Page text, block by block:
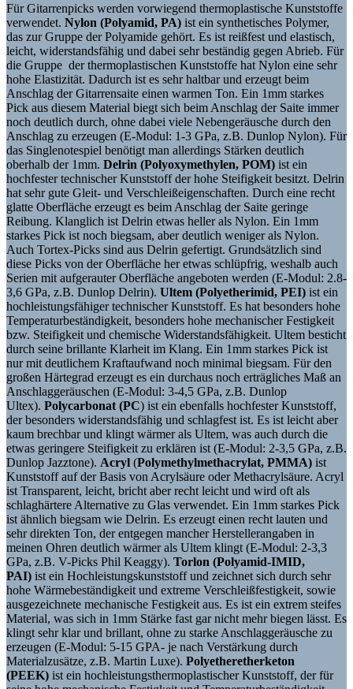
Für Gitarrenpicks werden vorwiegend thermoplastische Kunststoffe
verwendet. Nylon (Polyamid, PA) ist ein synthetisches Polymer,
das zur Gruppe der Polyamide gehört. Es ist reißfest und elastisch,
leicht, widerstandsfähig und dabei sehr beständig gegen Abrieb. Für
die Gruppe der thermoplastischen Kunststoffe hat Nylon eine sehr
hohe Elastizität. Dadurch ist es sehr haltbar und erzeugt beim
Anschlag der Gitarrensaite einen warmen Ton. Ein 1mm starkes
Pick aus diesem Material biegt sich beim Anschlag der Saite immer
noch deutlich durch, ohne dabei viele Nebengeräusche durch den
Anschlag zu erzeugen (E-Modul: 1-3 GPa, z.B. Dunlop Nylon). Für
das Singlenotespiel benötigt man allerdings Stärken deutlich
oberhalb der 1mm. Delrin (Polyoxymethylen, POM) ist ein
hochfester technischer Kunststoff der hohe Steifigkeit besitzt. Delrin
hat sehr gute Gleit- und Verschleißeigenschaften. Durch eine recht
glatte Oberfläche erzeugt es beim Anschlag der Saite geringe
Reibung. Klanglich ist Delrin etwas heller als Nylon. Ein 1mm
starkes Pick ist noch biegsam, aber deutlich weniger als Nylon.
Auch Tortex-Picks sind aus Delrin gefertigt. Grundsätzlich sind
diese Picks von der Oberfläche her etwas schlüpfrig, weshalb auch
Serien mit aufgerauter Oberfläche angeboten werden (E-Modul: 2.8-
3,6 GPa, z.B. Dunlop Delrin). Ultem (Polyetherimid, PEI) ist ein
hochleistungsfähiger technischer Kunststoff. Es hat besonders hohe
Temperaturbeständigkeit, besonders hohe mechanischer Festigkeit
bzw. Steifigkeit und chemische Widerstandsfähigkeit. Ultem besticht
durch seine brillante Klarheit im Klang. Ein 1mm starkes Pick ist
nur mit deutlichem Kraftaufwand noch minimal biegsam. Für den
großen Härtegrad erzeugt es ein durchaus noch erträgliches Maß an
Anschlaggeräuschen (E-Modul: 3-4,5 GPa, z.B. Dunlop
Ultex). Polycarbonat (PC) ist ein ebenfalls hochfester Kunststoff,
der besonders widerstandsfähig und schlagfest ist. Es ist leicht aber
kaum brechbar und klingt wärmer als Ultem, was auch durch die
etwas geringere Steifigkeit zu erklären ist (E-Modul: 2-3,5 GPa, z.B.
Dunlop Jazztone). Acryl (Polymethylmethacrylat, PMMA) ist
Kunststoff auf der Basis von Acrylsäure oder Methacrylsäure. Acryl
ist Transparent, leicht, bricht aber recht leicht und wird oft als
schlaghärtere Alternative zu Glas verwendet. Ein 1mm starkes Pick
ist ähnlich biegsam wie Delrin. Es erzeugt einen recht lauten und
sehr direkten Ton, der entgegen mancher Herstellerangaben in
meinen Ohren deutlich wärmer als Ultem klingt (E-Modul: 2-3,3
GPa, z.B. V-Picks Phil Keaggy). Torlon (Polyamid-IMID,
PAI) ist ein Hochleistungskunststoff und zeichnet sich durch sehr
hohe Wärmebeständigkeit und extreme Verschleißfestigkeit, sowie
ausgezeichnete mechanische Festigkeit aus. Es ist ein extrem steifes
Material, was sich in 1mm Stärke fast gar nicht mehr biegen lässt. Es
klingt sehr klar und brillant, ohne zu starke Anschlaggeräusche zu
erzeugen (E-Modul: 5-15 GPA- je nach Verstärkung durch
Materialzusätze, z.B. Martin Luxe). Polyetheretherketon
(PEEK) ist ein hochleistungsthermoplastischer Kunststoff, der für